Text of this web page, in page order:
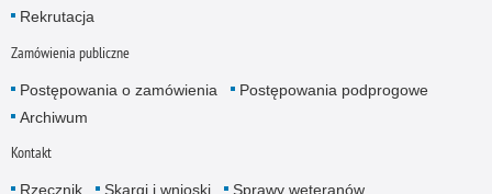
Rekrutacja
Zamówienia publiczne
Postępowania o zamówienia
Postępowania podprogowe
Archiwum
Kontakt
Rzecznik Skargi i wnioski Sprawy weteranów